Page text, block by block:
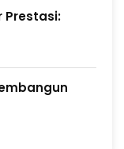
Prestasi: